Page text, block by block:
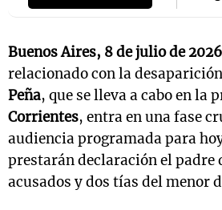
Buenos Aires, 8 de julio de 2026
relacionado con la
Peña, que se lleva a cabo en la
Corrientes, entra en una fase
audiencia programada para
prestarán declaración el padre
acusados y dos tías del menor